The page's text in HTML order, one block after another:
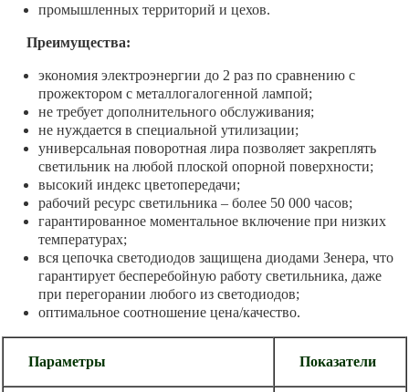
промышленных территорий и цехов.
Преимущества:
экономия электроэнергии до 2 раз по сравнению с
прожектором с металлогалогенной лампой;
не требует дополнительного обслуживания;
не нуждается в специальной утилизации;
универсальная поворотная лира позволяет закреплять
светильник на любой плоской опорной поверхности;
высокий индекс цветопередачи;
рабочий ресурс светильника – более 50 000 часов;
гарантированное моментальное включение при низких
температурах;
вся цепочка светодиодов защищена диодами Зенера, что
гарантирует бесперебойную работу светильника, даже
при перегорании любого из светодиодов;
оптимальное соотношение цена/качество.
Параметры Показатели